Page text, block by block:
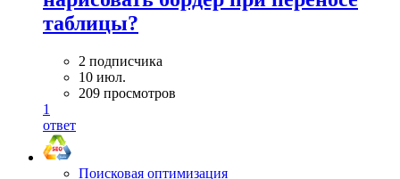
таблицы?
2 подписчика
10 июл.
209 просмотров
1
ответ
Поисковая оптимизация